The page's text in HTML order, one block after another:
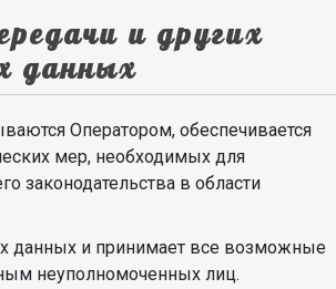
и других
данных
Оператором, обеспечивается
мер, необходимых для
законодательства в области
данных и принимает все возможные
неуполномоченных лиц.